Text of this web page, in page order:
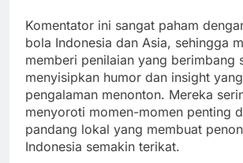
Komentator ini sangat paham
bola Indonesia dan Asia, sehingga
memberi penilaian yang berimbang
menyisipkan humor dan insight
pengalaman menonton. Mereka
menyoroti momen-momen penting
pandang lokal yang membuat
Indonesia semakin terikat.